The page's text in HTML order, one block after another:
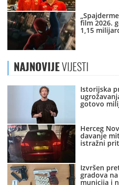
film 2026.
1,15
NAJNOVIJEVIJESTI
Istorijska
gotovo
Herceg
davanje
istražni
Izvršen
gradova
municija i